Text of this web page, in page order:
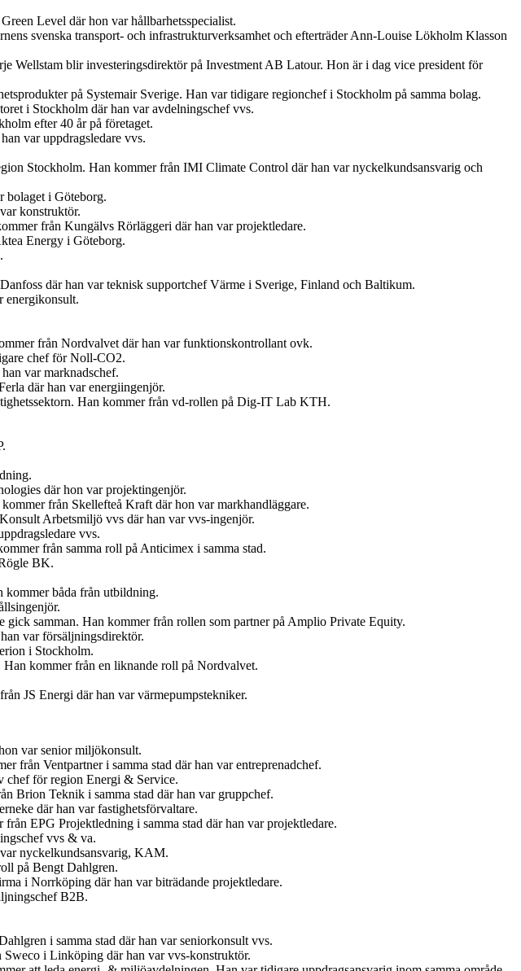
Level där hon var hållbarhetsspecialist.
svenska transport- och infrastrukturverksamhet och efterträder Ann-Louise Lökholm Klasson
Wellstam blir investeringsdirektör på Investment AB Latour. Hon är i dag vice president för
på Systemair Sverige. Han var tidigare regionchef i Stockholm på samma bolag.
i Stockholm där han var avdelningschef vvs.
efter 40 år på företaget.
var uppdragsledare vvs.
Stockholm. Han kommer från IMI Climate Control där han var nyckelkundsansvarig och
bolaget i Göteborg.
konstruktör.
från Kungälvs Rörläggeri där han var projektledare.
Energy i Göteborg.
där han var teknisk supportchef Värme i Sverige, Finland och Baltikum.
energikonsult.
från Nordvalvet där han var funktionskontrollant ovk.
chef för Noll-CO2.
var marknadschef.
där han var energiingenjör.
Han kommer från vd-rollen på Dig-IT Lab KTH.
där hon var projektingenjör.
från Skellefteå Kraft där hon var markhandläggare.
Arbetsmiljö vvs där han var vvs-ingenjör.
vvs.
från samma roll på Anticimex i samma stad.
BK.
kommer båda från utbildning.
samman. Han kommer från rollen som partner på Amplio Private Equity.
var försäljningsdirektör.
i Stockholm.
kommer från en liknande roll på Nordvalvet.
JS Energi där han var värmepumpstekniker.
var senior miljökonsult.
från Ventpartner i samma stad där han var entreprenadchef.
chef för region Energi & Service.
Brion Teknik i samma stad där han var gruppchef.
där han var fastighetsförvaltare.
EPG Projektledning i samma stad där han var projektledare.
vvs & va.
nyckelkundsansvarig, KAM.
på Bengt Dahlgren.
i Norrköping där han var biträdande projektledare.
B2B.
i samma stad där han var seniorkonsult vvs.
i Linköping där han var vvs-konstruktör.